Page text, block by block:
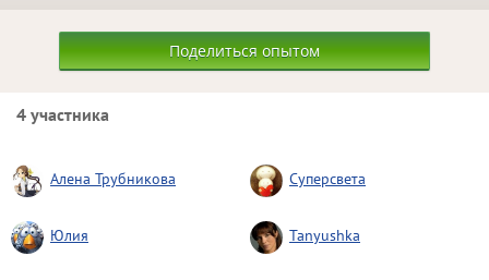
Поделиться опытом
4 участника
Алена Трубникова Суперсвета
Юлия Tanyushka